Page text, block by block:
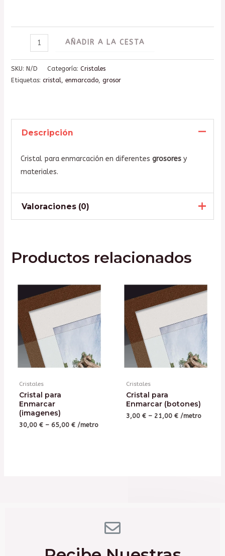
AÑADIR A LA CESTA
SKU: N/D Categoría: Cristales
Etiquetas: cristal, enmarcado, grosor
Descripción
Cristal para enmarcación en diferentes grosoresy
materiales.
Valoraciones (0)
Sé el primero en valorar
“Cristal para Enmarcar”
Tu dirección de correo electrónico no será
publicada.
Los campos obligatorios están
marcados con*
Tu puntuación
en este navegador para la próxima vez que
Productos relacionados
Cristales
Cristal para
Enmarcar
(imagenes)
30,00€ –65,00€ /metro
Cristales
Cristal para
Enmarcar (botones)
3,00 €– 21,00 €/metro